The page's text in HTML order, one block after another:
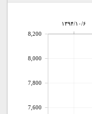
۱۳۹۴/۱۰/۶
7,600
7,800
8,000
8,200